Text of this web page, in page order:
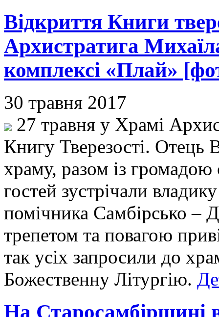
Відкриття Книги
Архистратига
комплексі «Плай»
30 травня 2017
27 травня у Храмі
Книгу Тверезості. Отець
храму, разом із
гостей зустрічали
помічника Самбірсько –
трепетом та повагою
так усіх запросили до
Божественну Літургію.
На Старосамбірщині